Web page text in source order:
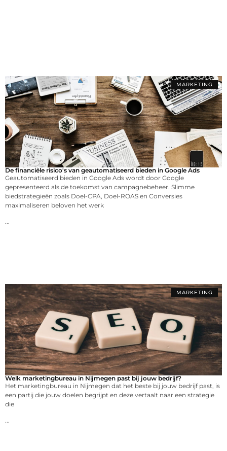
MARKETING
De financiële risico's van geautomatiseerd bieden in Google Ads
Geautomatiseerd bieden in Google Ads wordt door Google
gepresenteerd als de toekomst van campagnebeheer. Slimme
biedstrategieën zoals Doel-CPA, Doel-ROAS en Conversies
maximaliseren beloven het werk
...
MARKETING
Welk marketingbureau in Nijmegen past bij jouw bedrijf?
Het marketingbureau in Nijmegen dat het beste bij jouw bedrijf past, is
een partij die jouw doelen begrijpt en deze vertaalt naar een strategie
die
...